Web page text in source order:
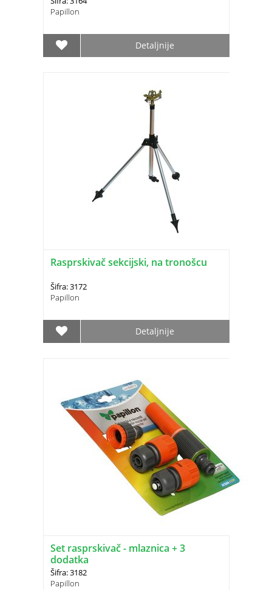
Papillon
Detaljnije
Rasprskivač sekcijski, na tronošcu
Šifra: 3172
Papillon
Detaljnije
Set rasprskivač - mlaznica + 3
dodatka
Šifra: 3182
Papillon